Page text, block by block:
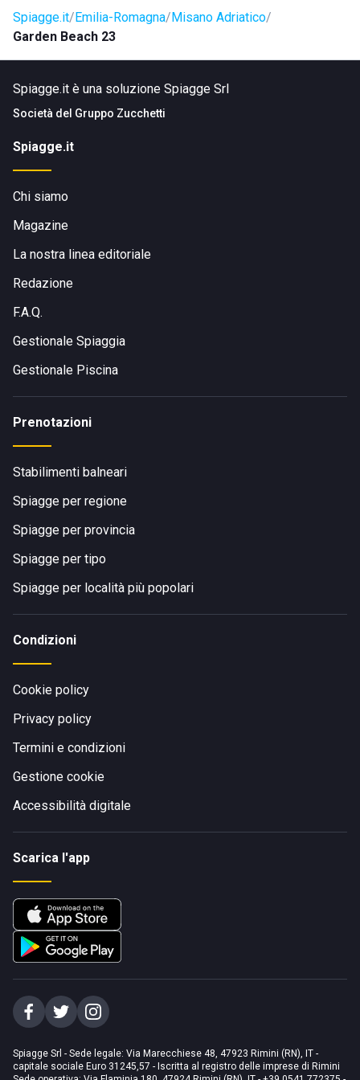
Spiagge.it Emilia-Romagna Misano Adriatico
Garden Beach 23
Spiagge.it è una soluzione Spiagge Srl
Società del Gruppo Zucchetti
Spiagge.it
Chi siamo
Magazine
La nostra linea editoriale
Redazione
F.A.Q.
Gestionale Spiaggia
Gestionale Piscina
Prenotazioni
Stabilimenti balneari
Spiagge per regione
Spiagge per provincia
Spiagge per tipo
Spiagge per località più popolari
Condizioni
Cookie policy
Privacy policy
Termini e condizioni
Gestione cookie
Accessibilità digitale
Scarica l'app
Spiagge Srl - Sede legale: Via Marecchiese 48, 47923 Rimini (RN), IT -
capitale sociale Euro 31245,57 - Iscritta al registro delle imprese di Rimini